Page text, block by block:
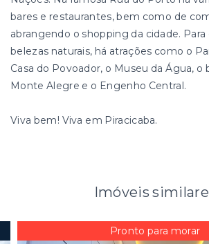
bares e restaurantes, bem como de
abrangendo o shopping da cidade.
belezas naturais, há atrações como o
Casa do Povoador, o Museu da Água, o
Monte Alegre e o Engenho Central.
Viva bem! Viva em Piracicaba.
Imóveis
Pronto para morar